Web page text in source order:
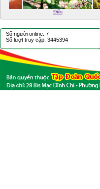
Điều
Số người online: 7
Số lượt truy cập: 3445394